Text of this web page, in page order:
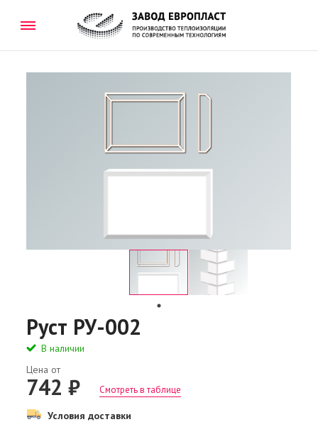
Руст РУ-002
В наличии
Цена от
742 ₽ Смотреть в таблице
Условия доставки